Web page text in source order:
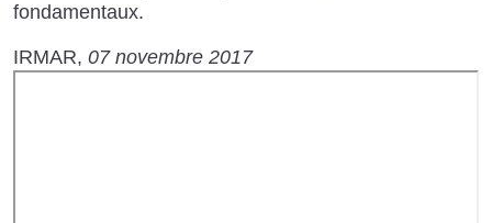
fondamentaux.
IRMAR 07 novembre 2017